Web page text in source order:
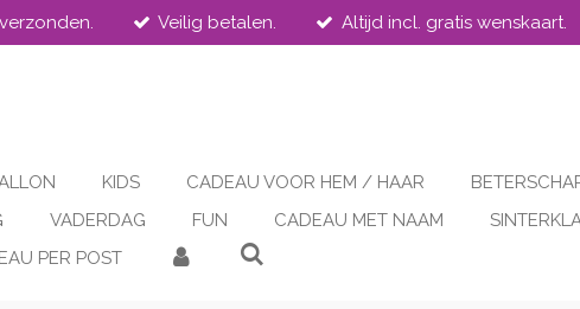
Veilig betalen. Altijd incl. gratis wenskaart.
KIDS CADEAU VOOR HEM / HAAR
VADERDAG FUN CADEAU MET NAAM
PER POST